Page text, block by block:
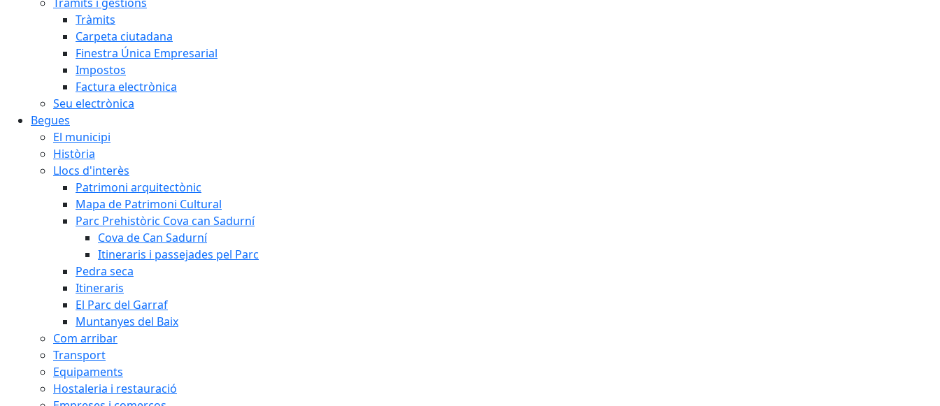
Tràmits
Carpeta ciutadana
Finestra Única Empresarial
Impostos
Factura electrònica
Seu electrònica
Begues
El municipi
Història
Llocs d'interès
Patrimoni arquitectònic
Mapa de Patrimoni Cultural
Parc Prehistòric Cova can Sadurní
Cova de Can Sadurní
Itineraris i passejades pel Parc
Pedra seca
Itineraris
El Parc del Garraf
Muntanyes del Baix
Com arribar
Transport
Equipaments
Hostaleria i restauració